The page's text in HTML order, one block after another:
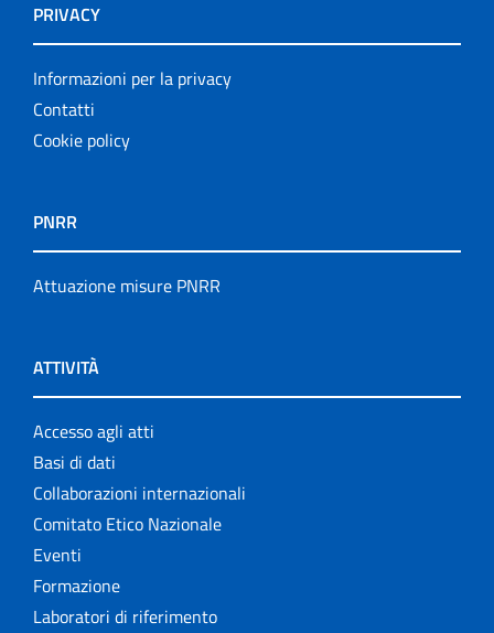
PRIVACY
Informazioni per la privacy
Contatti
Cookie policy
PNRR
Attuazione misure PNRR
ATTIVITÀ
Accesso agli atti
Basi di dati
Collaborazioni internazionali
Comitato Etico Nazionale
Eventi
Formazione
Laboratori di riferimento